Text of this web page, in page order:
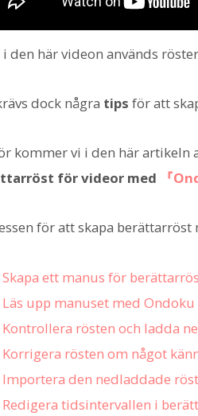
i den här videon används
dock några tips för att
kommer vi i den här artikeln
för videor med
『
för att skapa berättarröst
Skapa ett manus för
Läs upp manuset med Ondoku
Kontrollera rösten och ladda
Korrigera rösten om något
Importera den nedladdade
Redigera tidsintervallen i